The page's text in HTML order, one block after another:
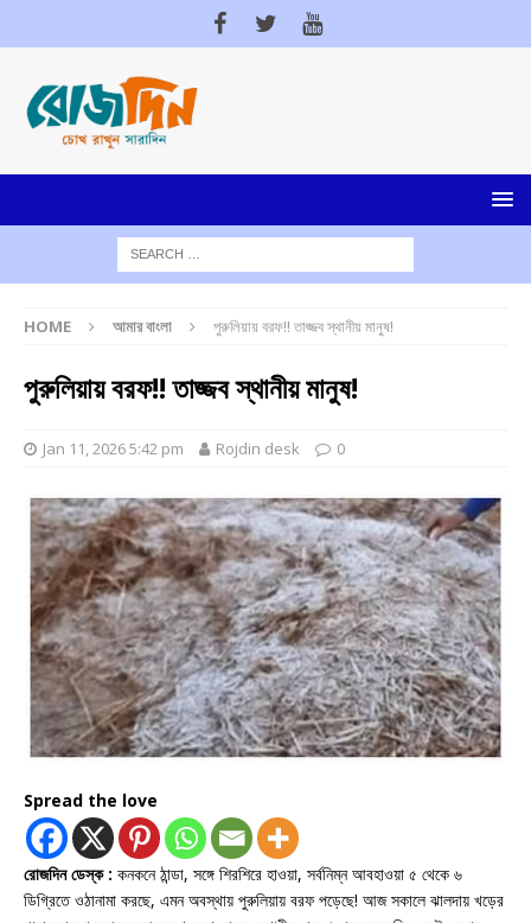
HOME আমার বাংলা পুরুলিয়ায় বরফ!! তাজ্জব স্থানীয় মানুষ!
পুরুলিয়ায় বরফ!! তাজ্জব স্থানীয় মানুষ!
Jan 11, 2026 5:42 pm Rojdin desk 0
Spread the love
রোজদিন ডেস্ক : কনকনে ঠান্ডা, সঙ্গে শিরশিরে হাওয়া, সর্বনিম্ন আবহাওয়া ৫ থেকে ৬
ডিগ্রিতে ওঠানামা করছে, এমন অবস্থায় পুরুলিয়ায় বরফ পড়েছে! আজ সকালে ঝালদায় খড়ের